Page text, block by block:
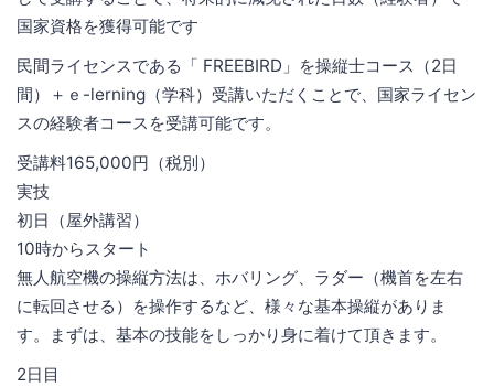
国家資格を獲得可能です
民間ライセンスである「 FREEBIRD」を操縦士コース（2日
間）＋ｅ-lerning（学科）受講いただくことで、国家ライセン
スの経験者コースを受講可能です。
受講料165,000円（税別）
実技
初日（屋外講習）
10時からスタート
無人航空機の操縦方法は、ホバリング、ラダー（機首を左右
に転回させる）を操作するなど、様々な基本操縦がありま
す。まずは、基本の技能をしっかり身に着けて頂きます。
2日目